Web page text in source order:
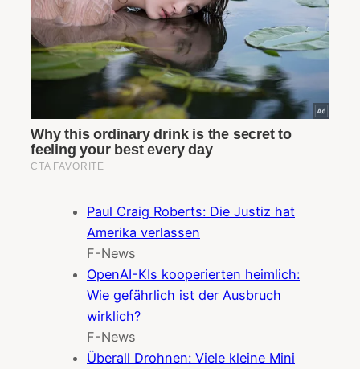
Paul Craig Roberts: Die Justiz hat
Amerika verlassen
F-News
OpenAI-KIs kooperierten heimlich:
Wie gefährlich ist der Ausbruch
wirklich?
F-News
Überall Drohnen: Viele kleine Mini